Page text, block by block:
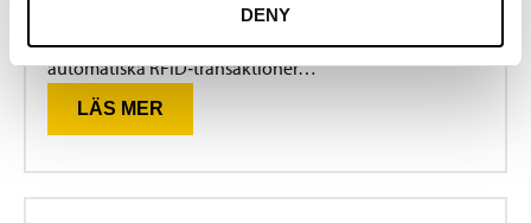
DENY
automatiska RFID‑transaktioner…
LÄS MER